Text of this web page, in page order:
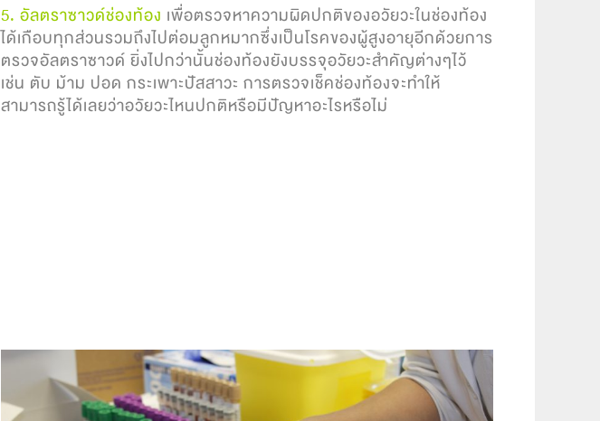
5. อัลตราซาวด์ช่องท้อง เพื่อตรวจหาความผิดปกติของอวัยวะในช่องท้อง
ได้เกือบทุกส่วนรวมถึงไปต่อมลูกหมากซึ่งเป็นโรคของผู้สูงอายุอีกด้วยการ
ตรวจอัลตราซาวด์ ยิ่งไปกว่านั้นช่องท้องยังบรรจุอวัยวะสำคัญต่างๆไว้
เช่น ตับ ม้าม ปอด กระเพาะปัสสาวะ การตรวจเช็คช่องท้องจะทำให้
สามารถรู้ได้เลยว่าอวัยวะไหนปกติหรือมีปัญหาอะไรหรือไม่